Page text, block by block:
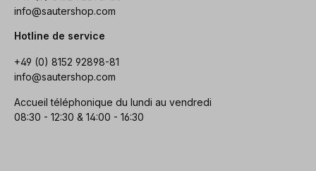
info@sautershop.com
Hotline de service
+49 (0) 8152 92898-81
info@sautershop.com
Accueil téléphonique du lundi au vendredi
08:30 - 12:30 & 14:00 - 16:30